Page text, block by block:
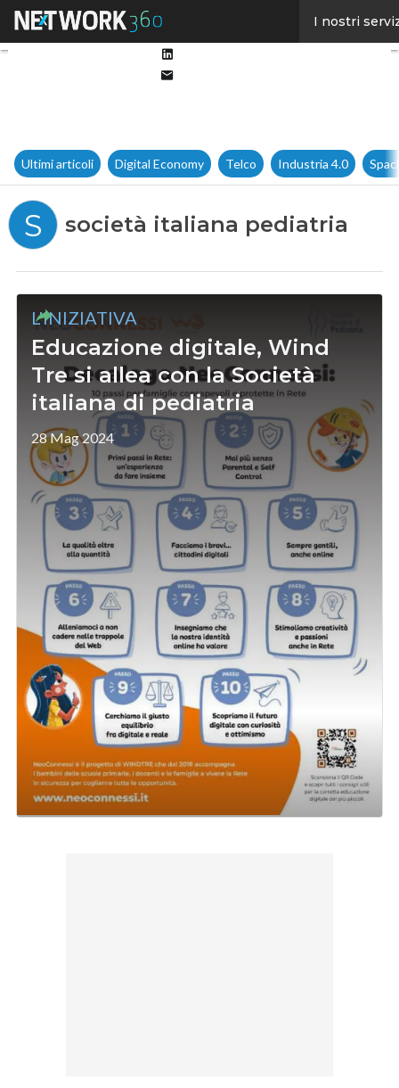
I nostri
Ultimi articoli Digital Economy Telco Industria 4.0
S società italiana pediatria
L'INIZIATIVA
Educazione digitale, Wind
Tre si allea con la Società
italiana di pediatria
28 Mag 2024